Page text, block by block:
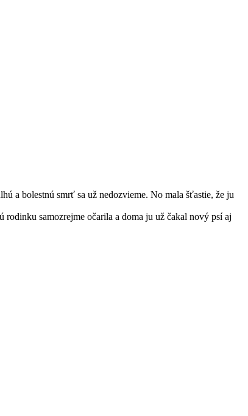
a bolestnú smrť sa už nedozvieme. No mala šťastie, že ju
samozrejme očarila a doma ju už čakal nový psí aj